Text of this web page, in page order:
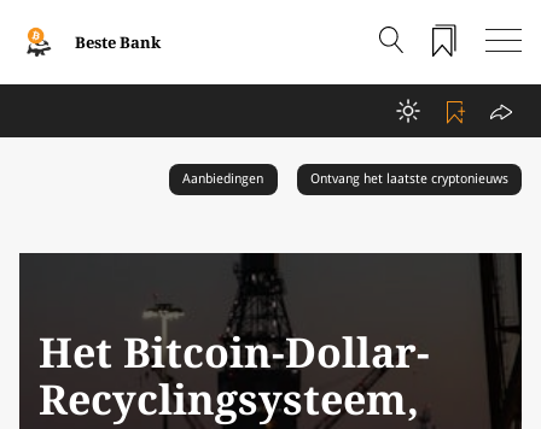
Beste Bank
Aanbiedingen Ontvang het laatste cryptonieuws
Het Bitcoin-Dollar-
Recyclingsysteem,